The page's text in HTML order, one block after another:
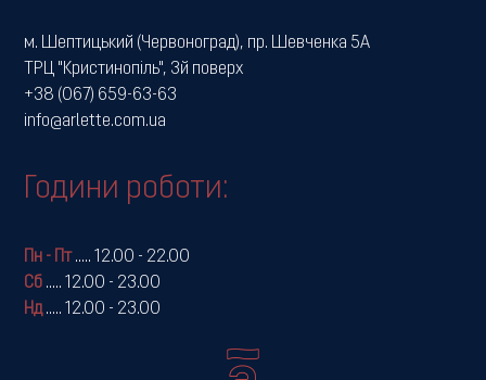
м. Шептицький (Червоноград), пр. Шевченка 5А
ТРЦ "Кристинопіль", 3й поверх
+38 (067) 659-63-63
info@arlette.com.ua
Години роботи:
Пн - Пт.....
12.00 - 22.00
Сб .....
12.00 - 23.00
Нд..... 12.00 - 23.00